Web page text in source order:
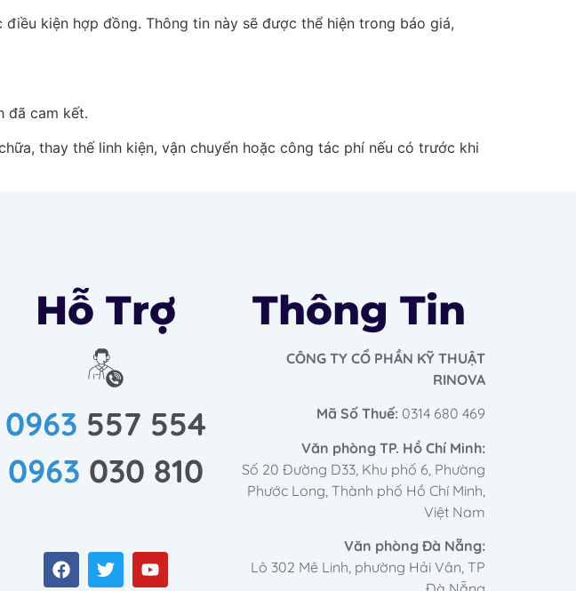
kiện hợp đồng. Thông tin này sẽ được thể hiện trong báo giá,
đã cam kết.
thay thế linh kiện, vận chuyển hoặc công tác phí nếu có trước khi
Hỗ Trợ
0963 557 554
0963 030 810
Thông Tin
CÔNG TY CỔ PHẦN KỸ THUẬT
RINOVA
Mã Số Thuế: 0314 680 469
Văn phòng TP. Hồ Chí Minh:
Số 20 Đường D33, Khu phố 6, Phường
Phước Long, Thành phố Hồ Chí Minh,
Việt Nam
Văn phòng Đà Nẵng:
Lô 302 Mê Linh, phường Hải Vân, TP